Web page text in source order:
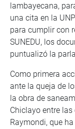
lambayecana,
una cita en la
para cumplir con
SUNEDU, los
puntualizó la
Como primera
ante la queja de
la obra de
Chiclayo entre
Raymondi, que